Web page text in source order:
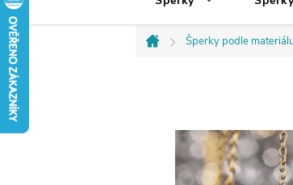
Domů
Šperky podle